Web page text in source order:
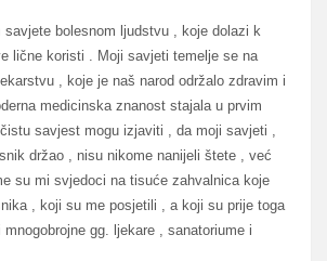
savjete bolesnom ljudstvu , koje dolazi k
lične koristi . Moji savjeti temelje se na
, koje je naš narod održalo zdravim i
medicinska znanost stajala u prvim
savjest mogu izjaviti , da moji savjeti ,
držao , nisu nikome nanijeli štete , već
su mi svjedoci na tisuće zahvalnica koje
, koji su me posjetili , a koji su prije toga
gg. ljekare , sanatoriume i